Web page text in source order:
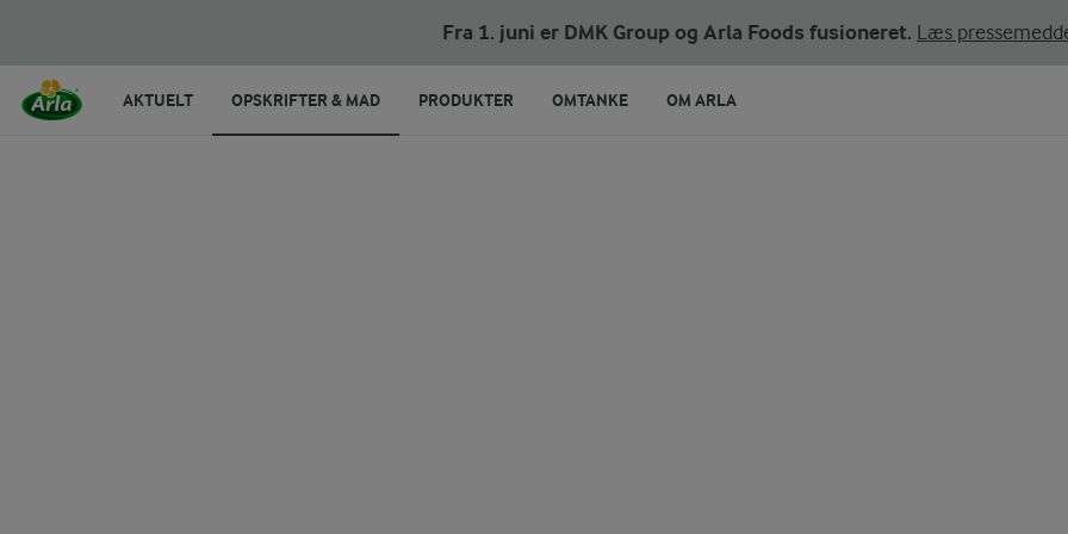
Fra 1. juni er DMK Group og Arla Foods fusioneret. Læs
AKTUELT OPSKRIFTER & MAD PRODUKTER OMTANKE OM ARLA